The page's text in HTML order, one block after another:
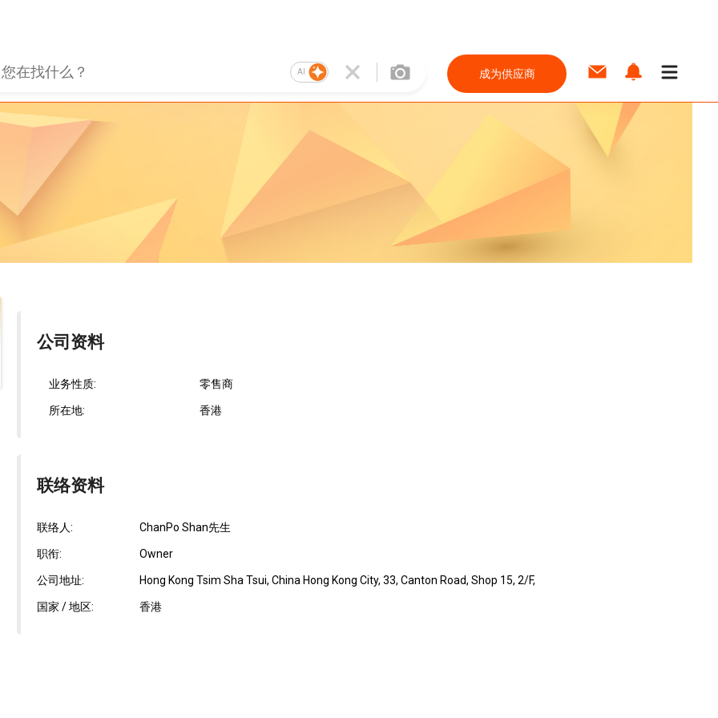
AI 成为供应商
公司资料
业务性质: 零售商
所在地: 香港
联络资料
联络人: ChanPo Shan先生
职衔: Owner
公司地址: Hong Kong Tsim Sha Tsui, China Hong Kong City, 33, Canton Road, Shop 15, 2/F,
国家 / 地区: 香港